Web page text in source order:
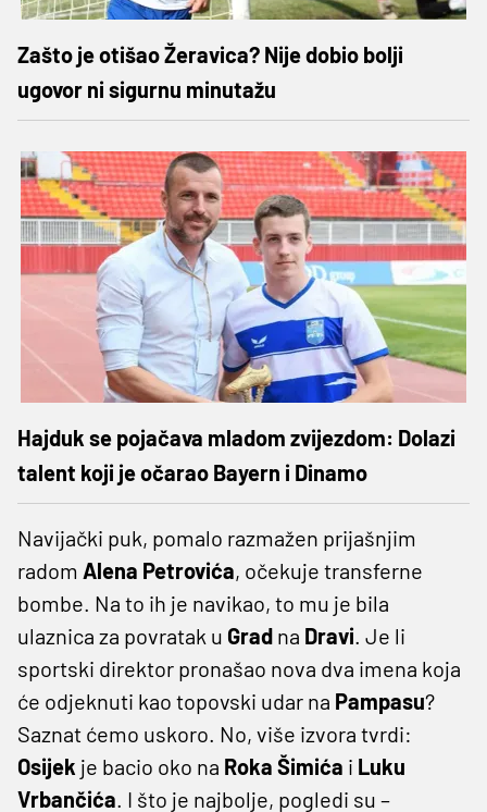
Zašto je otišao Žeravica? Nije dobio bolji
ugovor ni sigurnu minutažu
Hajduk se pojačava mladom zvijezdom: Dolazi
talent koji je očarao Bayern i Dinamo
Navijački puk, pomalo razmažen prijašnjim
radom Alena Petrovića, očekuje transferne
bombe. Na to ih je navikao, to mu je bila
ulaznica za povratak u Grad na Dravi. Je li
sportski direktor pronašao nova dva imena koja
će odjeknuti kao topovski udar na Pampasu?
Saznat ćemo uskoro. No, više izvora tvrdi:
Osijek je bacio oko na Roka Šimića i Luku
Vrbančića. I što je najbolje, pogledi su –